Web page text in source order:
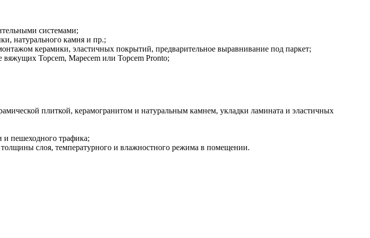
системами;
натурального камня и пр.;
керамики, эластичных покрытий, предварительное выравнивание под паркет;
Topcem, Mapecem или Topcem Pronto;
плиткой, керамогранитом и натуральным камнем, укладки ламината и эластичных
и пешеходного трафика;
слоя, температурного и влажностного режима в помещении.